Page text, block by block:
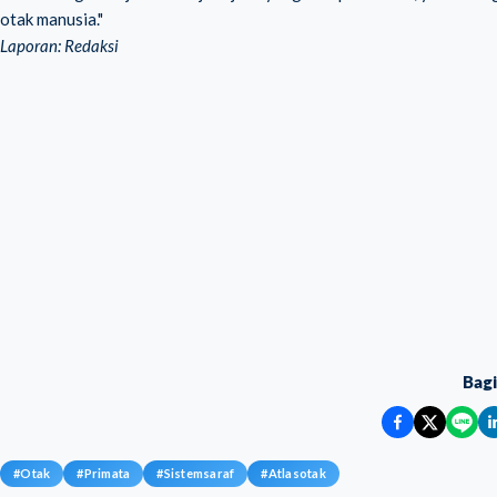
otak manusia."
Laporan: Redaksi
#Otak #Primata #Sistemsaraf #Atlasotak